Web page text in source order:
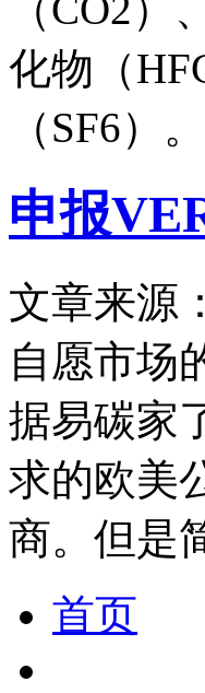
化物（
（SF6）。
申报
文章来源
自愿市场
据易碳家
求的欧美
商。但是
首页